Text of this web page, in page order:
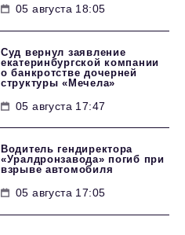
05 августа 18:05
Суд вернул заявление
екатеринбургской компании
о банкротстве дочерней
структуры «Мечела»
05 августа 17:47
Водитель гендиректора
«Уралдронзавода» погиб при
взрыве автомобиля
05 августа 17:05